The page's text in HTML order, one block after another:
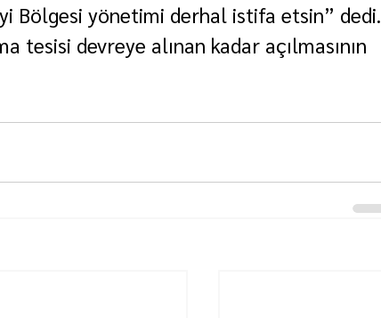
Bölgesi yönetimi derhal istifa etsin” dedi.
tesisi devreye alınan kadar açılmasının